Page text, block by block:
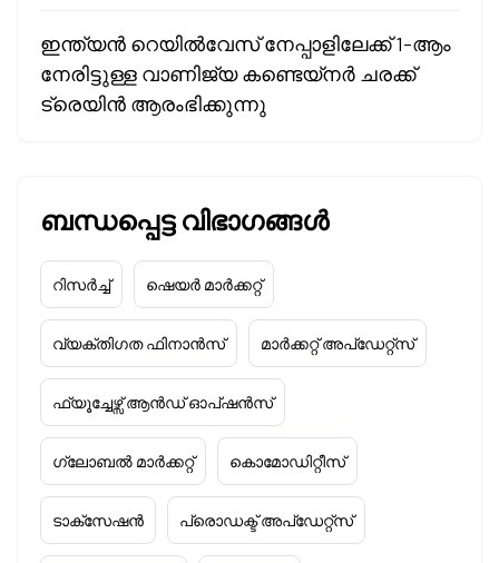
ഇന്ത്യൻ റെയിൽവേസ് നേപ്പാളിലേക്ക് 1-ആം
നേരിട്ടുള്ള വാണിജ്യ കണ്ടെയ്‌നർ ചരക്ക്
ട്രെയിൻ ആരംഭിക്കുന്നു
ബന്ധപ്പെട്ട വിഭാഗങ്ങൾ
റിസർച്ച് ഷെയർ മാർക്കറ്റ്
വ്യക്തിഗത ഫിനാൻസ് മാർക്കറ്റ് അപ്‌ഡേറ്റ്സ്
ഫ്യൂച്ചേഴ്സ് ആൻഡ് ഓപ്ഷൻസ്
ഗ്ലോബൽ മാർക്കറ്റ് കൊമോഡിറ്റീസ്
ടാക്‌സേഷൻ പ്രൊഡക്ട് അപ്‌ഡേറ്റ്സ്